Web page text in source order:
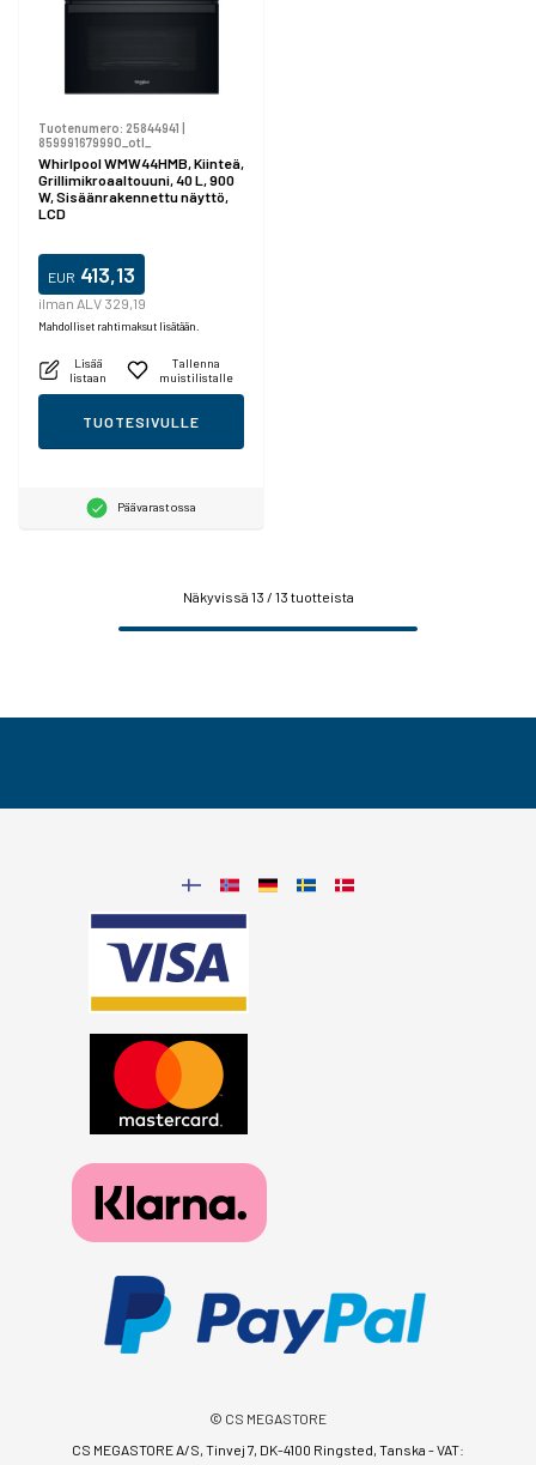
Tuotenumero: 25844941 |
859991679990_otl_
Whirlpool WMW44HMB, Kiinteä,
Grillimikroaaltouuni, 40 L, 900
W, Sisäänrakennettu näyttö,
LCD
EUR 413,13
ilman ALV 329,19
Mahdolliset rahtimaksut lisätään.
Lisää
listaan
Tallenna
muistilistalle
TUOTESIVULLE
Päävarastossa
Näkyvissä 13 / 13 tuotteista
© CS MEGASTORE
CS MEGASTORE A/S, Tinvej 7, DK-4100 Ringsted, Tanska - VAT: